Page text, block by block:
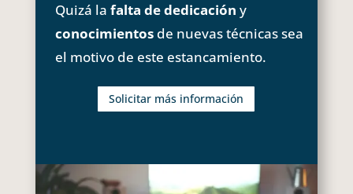
Quizá la falta de dedicación y
conocimientosde nuevas técnicas sea
el motivo de este estancamiento.
Solicitar más información